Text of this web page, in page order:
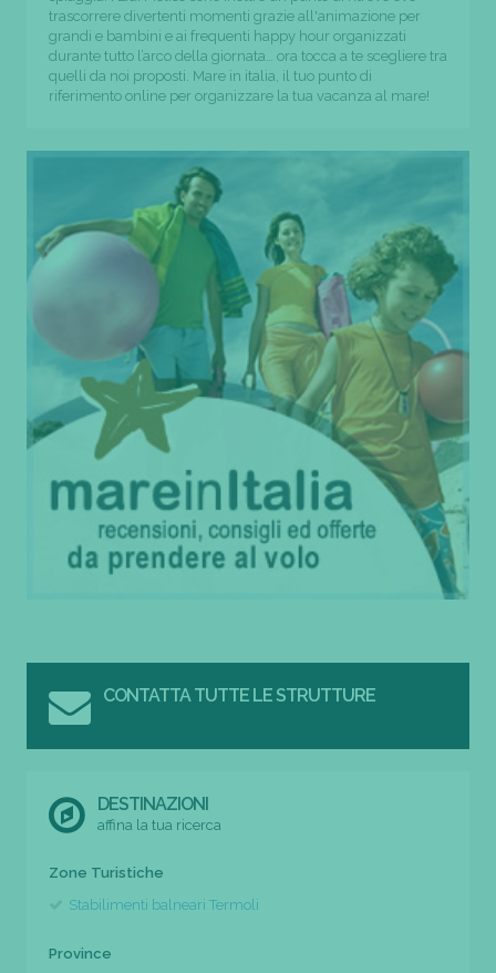
trascorrere divertenti momenti grazie all'animazione per
grandi e bambini e ai frequenti happy hour organizzati
durante tutto l’arco della giornata… ora tocca a te scegliere tra
quelli da noi proposti. Mare in italia, il tuo punto di
riferimento online per organizzare la tua vacanza al mare!
CONTATTA TUTTE LE STRUTTURE
DESTINAZIONI
affina la tua ricerca
Zone Turistiche
Stabilimenti balneari Termoli
Province